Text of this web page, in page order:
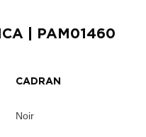
| PAM01460
CADRAN
Noir